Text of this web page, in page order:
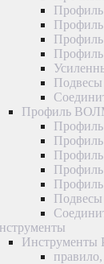
Профиль
Профиль
Профиль
Инструменты